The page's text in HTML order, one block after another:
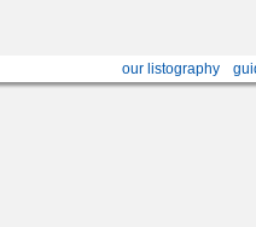
our listography